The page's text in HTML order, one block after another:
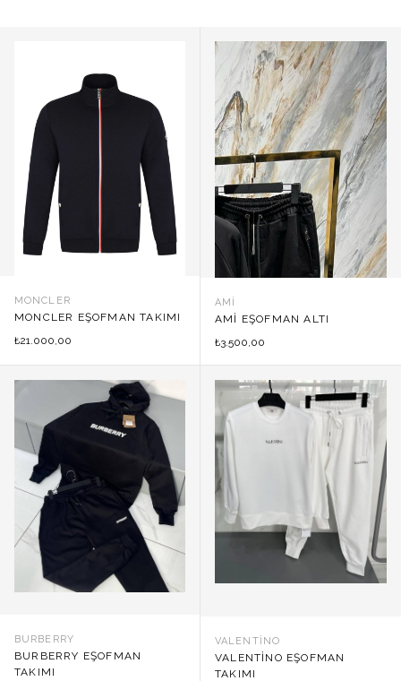
MONCLER
MONCLER EŞOFMAN TAKIMI
₺21.000,00
AMI
AMI EŞOFMAN ALTI
₺3.500,00
BURBERRY
BURBERRY EŞOFMAN
TAKIMI
VALENTINO
VALENTINO EŞOFMAN
TAKIMI